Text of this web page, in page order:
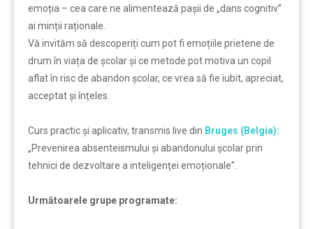
emoția – cea care ne alimentează pașii de „dans cognitiv’’
ai minții raționale.
Vă invităm să descoperiți cum pot fi emoțiile prietene de
drum în viața de școlar și ce metode pot motiva un copil
aflat în risc de abandon școlar, ce vrea să fie iubit, apreciat,
acceptat și înțeles.
Curs practic şi aplicativ, transmis live din Bruges (Belgia):
„Prevenirea absenteismului și abandonului școlar prin
tehnici de dezvoltare a inteligenței emoționale”.
Următoarele grupe programate: